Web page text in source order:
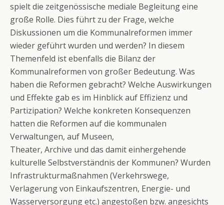
spielt die zeitgenössische mediale Begleitung eine
große Rolle. Dies führt zu der Frage, welche
Diskussionen um die Kommunalreformen immer
wieder geführt wurden und werden? In diesem
Themenfeld ist ebenfalls die Bilanz der
Kommunalreformen von großer Bedeutung. Was
haben die Reformen gebracht? Welche Auswirkungen
und Effekte gab es im Hinblick auf Effizienz und
Partizipation? Welche konkreten Konsequenzen
hatten die Reformen auf die kommunalen
Verwaltungen, auf Museen,
Theater, Archive und das damit einhergehende
kulturelle Selbstverständnis der Kommunen? Wurden
Infrastrukturmaßnahmen (Verkehrswege,
Verlagerung von Einkaufszentren, Energie- und
Wasserversorgung etc.) angestoßen bzw. angesichts